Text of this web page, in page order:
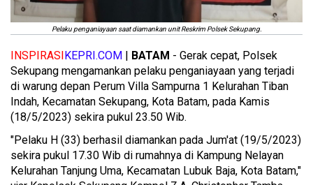
Pelaku penganiayaan saat diamankan unit Reskrim Polsek Sekupang.
INSPIRASI KEPRI.COM BATAM - Gerak cepat, Polsek
Sekupang mengamankan pelaku penganiayaan yang terjadi
di warung depan Perum Villa Sampurna 1 Kelurahan Tiban
Indah, Kecamatan Sekupang, Kota Batam, pada Kamis
(18/5/2023) sekira pukul 23.50 Wib.
"Pelaku H (33) berhasil diamankan pada Jum'at (19/5/2023)
sekira pukul 17.30 Wib di rumahnya di Kampung Nelayan
Kelurahan Tanjung Uma, Kecamatan Lubuk Baja, Kota Batam,"